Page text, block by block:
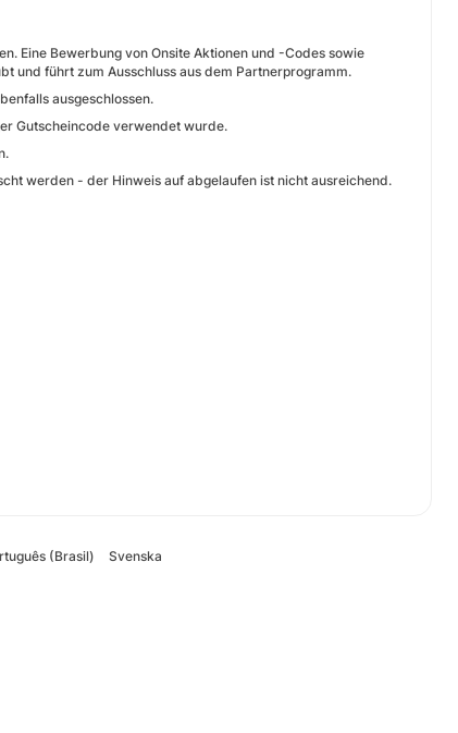
Eine Bewerbung von Onsite Aktionen und -Codes sowie
und führt zum Ausschluss aus dem Partnerprogramm.
ausgeschlossen.
Gutscheincode verwendet wurde.
werden - der Hinweis auf abgelaufen ist nicht ausreichend.
(Brasil) Svenska